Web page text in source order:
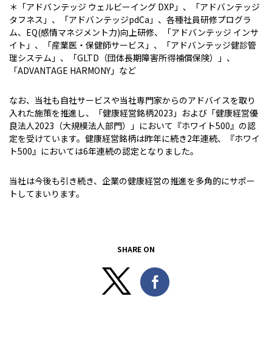
＊「アドバンテッジ ウェルビーイング DXP」、「アドバンテッジ
タフネス」、「アドバンテッジpdCa」、各種社員研修プログラ
ム、EQ(感情マネジメント力)向上研修、「アドバンテッジ インサ
イト」、「産業医・保健師サービス」、「アドバンテッジ健診管
理システム」、「GLTD（団体長期障害所得補償保険）」、
「ADVANTAGE HARMONY」など
なお、当社も自社サービスや当社専門家からのアドバイスを取り
入れた施策を推進し、「健康経営銘柄2023」および「健康経営優
良法人2023（大規模法人部門）」において『ホワイト500』の認
定を受けています。健康経営銘柄は昨年に続き2年連続、『ホワイ
ト500』においては6年連続の認定となりました。
当社は今後も引き続き、企業の健康経営の推進を多角的にサポー
トしてまいります。
SHARE ON